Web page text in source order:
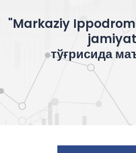
"Markaziy
тўғрисида